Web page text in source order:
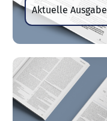
Aktuelle Ausgabe